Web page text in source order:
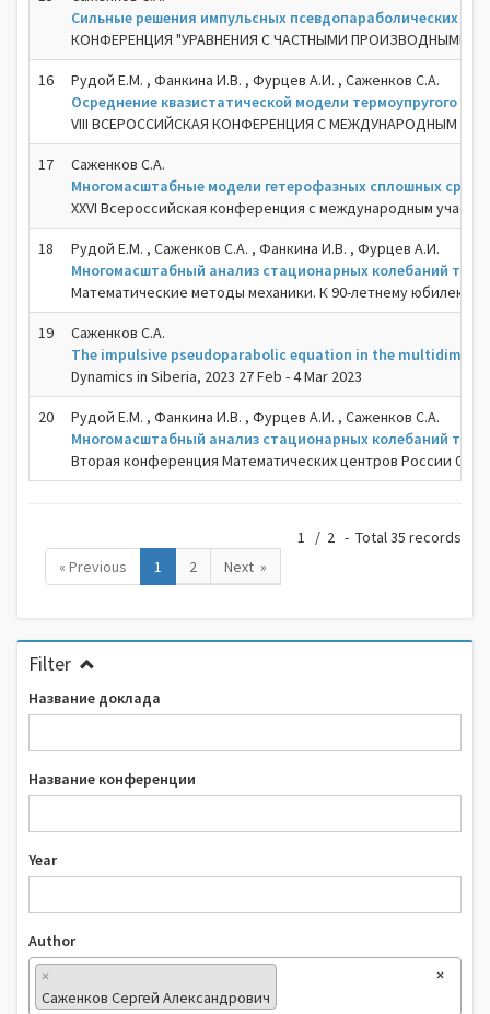
Сильные решения импульсных псевдопараболических
КОНФЕРЕНЦИЯ "УРАВНЕНИЯ С ЧАСТНЫМИ ПРОИЗВОДНЫМИ И ИХ
16
Рудой Е.М. , Фанкина И.В. , Фурцев А.И. , Саженков С.А.
Осреднение квазистатической модели термоупругого
VIII ВСЕРОССИЙСКАЯ КОНФЕРЕНЦИЯ С МЕЖДУНАРОДНЫМ
17
Саженков С.А.
Многомасштабные модели гетерофазных сплошных сред
XXVI Всероссийская конференция с международным
18
Рудой Е.М. , Саженков С.А. , Фанкина И.В. , Фурцев А.И.
Многомасштабный анализ стационарных колебаний
Математические методы механики. К 90-летнему юбилею
19
Саженков С.А.
The impulsive pseudoparabolic equation in the
Dynamics in Siberia, 2023 27 Feb - 4 Mar 2023
20
Рудой Е.М. , Фанкина И.В. , Фурцев А.И. , Саженков С.А.
Многомасштабный анализ стационарных колебаний
Вторая конференция Математических центров России 07-
« Previous 1 2 Next »
1 / 2 - Total 35 records
Filter
Название доклада
Название конференции
Year
Author
×
×
Саженков Сергей Александрович